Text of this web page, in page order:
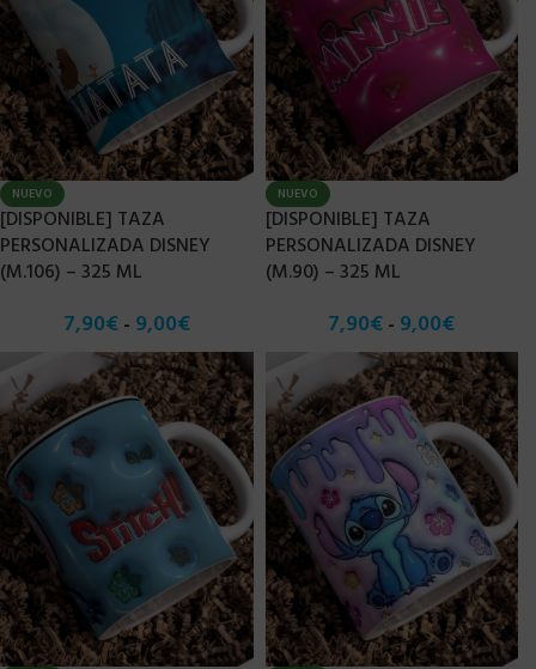
NUEVO
[DISPONIBLE] TAZA
PERSONALIZADA DISNEY
(M.106) – 325 ML
7,90€ - 9,00€
NUEVO
[DISPONIBLE] TAZA
PERSONALIZADA DISNEY
(M.90) – 325 ML
7,90€- 9,00€